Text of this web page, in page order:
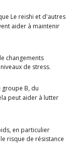
Le reishi et d'autres
aider à maintenir
changements
de stress.
groupe B, du
peut aider à lutter
en particulier
risque de résistance